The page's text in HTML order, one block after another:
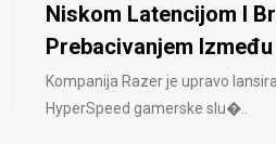
Niskom Latencijom I
Prebacivanjem
Kompanija Razer je upravo
HyperSpeed ​​gamerske slu�..